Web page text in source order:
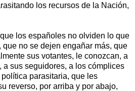
los recursos de la Nación,
los españoles no olviden lo que
no se dejen engañar más, que
sus votantes, le conozcan, a
a sus seguidores, a los cómplices
parasitaria, que les
reverso, por arriba y por abajo,